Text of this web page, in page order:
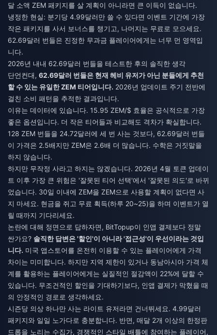
달 소액 ZEM 패키지를 살 계획이 아니라면 큰 이득이 없습니다.
냉정한 현실: 분기당 4.99달러만 쓸 수 있다면 이벤트 기간에 가장
작은 패키지를 사서 보너스를 챙기고, 나머지는 무료로 모으세요.
62.69달러 번들은 진정한 무과금 플레이어에게는 너무 먼 영역입
니다.
2026년 내내 62.69달러 번들을 테스트한 후의 솔직한 생각
단언컨대, 62.69달러 번들은 현재 헤비 유저가 아닌 분들에게 추천
할 수 있는 유일한 ZEM 티어입니다. 2026년 업데이트 주기 전반에
걸친 소비 패턴을 추적한 결과입니다.
이유는 데이터에 있습니다. 15.95 ZEM/$ 효율은 공식적으로 가장
좋은 옵션입니다. 더 작은 티어들과 비교해도 격차가 확실합니다.
128 ZEM 번들을 24.72달러에 세 번 사는 것보다, 62.69달러 번들
이 가격은 2.5배지만 ZEM은 2.6배 더 많습니다. 수학은 거짓말을
하지 않습니다.
하지만 무작정 사라고 하지는 않겠습니다. 2026년 4월 토큰 업데이
트 이후 가장 큰 위험은 '잘못된 티어 선택'에서 '잘못된 의도'로 바뀌
었습니다. 30일 이내에 ZEM을 ZEM으로 사용할 계획이 없다면 사
지 마세요. 현금을 쥐고 무료 획득(하루 20~25)을 하며 이벤트가 열
릴 때까지 기다리세요.
논란에 대해 정면으로 답하자면, BitTopup이 인앱 결제보다 정말
싼가요? 솔직한 답변은 '할인'이 아니라 '접근성'이 우선이라는 것입
니다. 미국 앱스토어를 온전히 이용할 수 있는 플레이어에게 가격
차이는 미미합니다. 하지만 지역 제한이 있거나 동남아시아 가격 체
계를 활용하는 플레이어에게는 실질적인 절감액이 22%에 달할 수
있습니다. 무조건적인 할인을 기대하기보다, 인앱 결제가 막혔을 때
의 안정적인 경로로 생각하세요.
시즌당 의상 하나만 사는 라이트 유저라면 건너뛰세요. 4.99달러
패키지와 일일 노가다로 충분합니다. 반면, 매달 2개 이상의 한정판
드롭을 노리는 수집가, 경쟁적인 스타일 배틀에 참여하는 플레이어,